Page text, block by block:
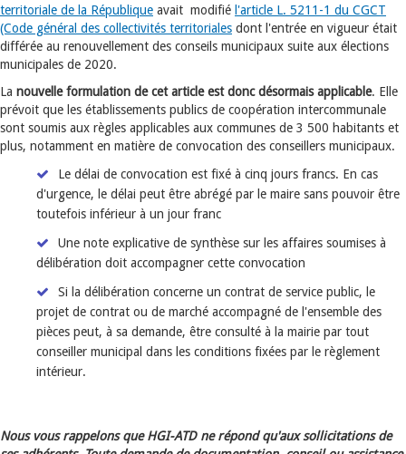
territoriale de la République avait modifié l'article L. 5211-1 du CGCT
(Code général des collectivités territoriales dont l'entrée en vigueur était
différée au renouvellement des conseils municipaux suite aux élections
municipales de 2020.
La nouvelle formulation de cet article est donc désormais applicable. Elle
prévoit que les établissements publics de coopération intercommunale
sont soumis aux règles applicables aux communes de 3 500 habitants et
plus, notamment en matière de convocation des conseillers municipaux.
Le délai de convocation est fixé à cinq jours francs. En cas
d'urgence, le délai peut être abrégé par le maire sans pouvoir être
toutefois inférieur à un jour franc
Une note explicative de synthèse sur les affaires soumises à
délibération doit accompagner cette convocation
Si la délibération concerne un contrat de service public, le
projet de contrat ou de marché accompagné de l'ensemble des
pièces peut, à sa demande, être consulté à la mairie par tout
conseiller municipal dans les conditions fixées par le règlement
intérieur.
Nous vous rappelons que HGI-ATD ne répond qu'aux sollicitations de